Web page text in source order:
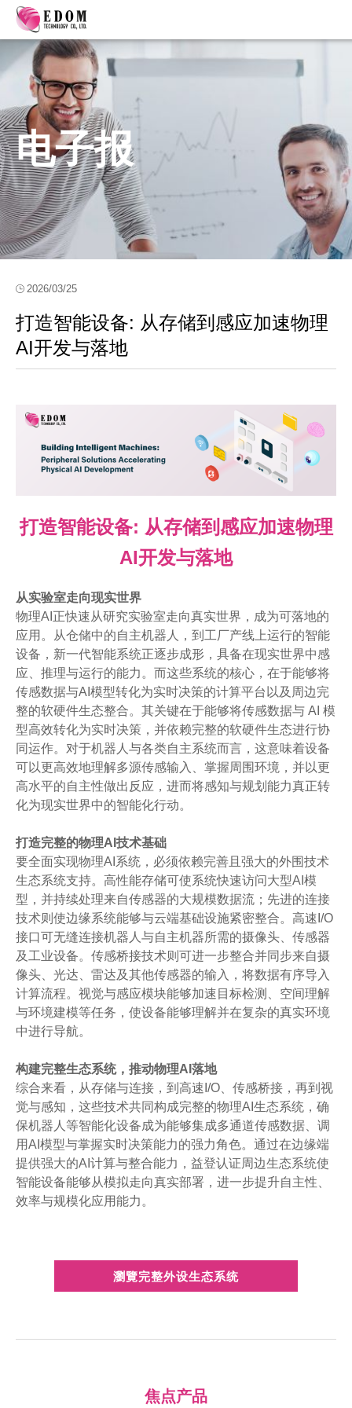
电子报
2026/03/25
打造智能设备: 从存储到感应加速物理
AI开发与落地
打造智能设备: 从存储到感应加速物理
AI开发与落地
从实验室走向现实世界
物理AI正快速从研究实验室走向真实世界，成为可落地的
应用。从仓储中的自主机器人，到工厂产线上运行的智能
设备，新一代智能系统正逐步成形，具备在现实世界中感
应、推理与运行的能力。而这些系统的核心，在于能够将
传感数据与AI模型转化为实时决策的计算平台以及周边完
整的软硬件生态整合。其关键在于能够将传感数据与 AI 模
型高效转化为实时决策，并依赖完整的软硬件生态进行协
同运作。对于机器人与各类自主系统而言，这意味着设备
可以更高效地理解多源传感输入、掌握周围环境，并以更
高水平的自主性做出反应，进而将感知与规划能力真正转
化为现实世界中的智能化行动。
打造完整的物理AI技术基础
要全面实现物理AI系统，必须依赖完善且强大的外围技术
生态系统支持。高性能存储可使系统快速访问大型AI模
型，并持续处理来自传感器的大规模数据流；先进的连接
技术则使边缘系统能够与云端基础设施紧密整合。高速I/O
接口可无缝连接机器人与自主机器所需的摄像头、传感器
及工业设备。传感桥接技术则可进一步整合并同步来自摄
像头、光达、雷达及其他传感器的输入，将数据有序导入
计算流程。视觉与感应模块能够加速目标检测、空间理解
与环境建模等任务，使设备能够理解并在复杂的真实环境
中进行导航。
构建完整生态系统，推动物理AI落地
综合来看，从存储与连接，到高速I/O、传感桥接，再到视
觉与感知，这些技术共同构成完整的物理AI生态系统，确
保机器人等智能化设备成为能够集成多通道传感数据、调
用AI模型与掌握实时决策能力的强力角色。通过在边缘端
提供强大的AI计算与整合能力，益登认证周边生态系统使
智能设备能够从模拟走向真实部署，进一步提升自主性、
效率与规模化应用能力。
瀏覽完整外设生态系统
焦点产品